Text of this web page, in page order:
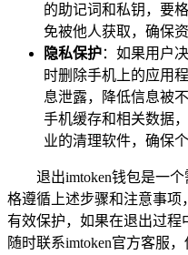
的助记词和私钥，要
免被他人获取，确保
隐私保护：如果用户
时删除手机上的应用
息泄露，降低信息被
手机缓存和相关数据
业的清理软件，确保
退出imtoken钱包是一
格遵循上述步骤和注意事项
有效保护，如果在退出过程
随时联系imtoken官方客服